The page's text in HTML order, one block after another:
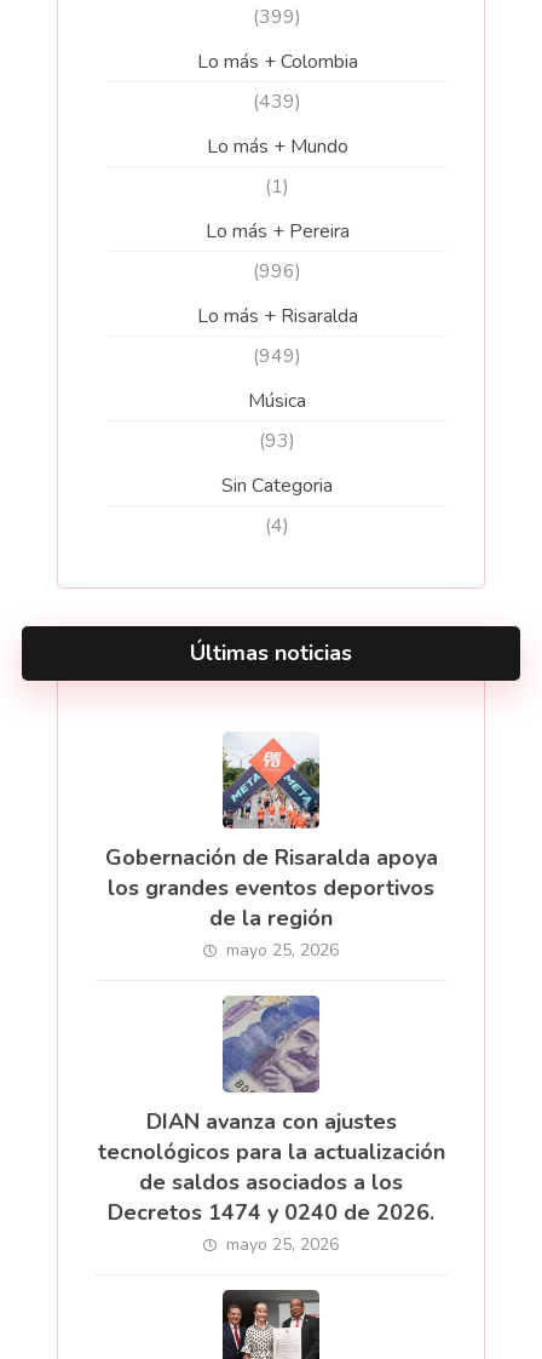
(399)
Lo más + Colombia
(439)
Lo más + Mundo
(1)
Lo más + Pereira
(996)
Lo más + Risaralda
(949)
Música
(93)
Sin Categoria
(4)
Últimas noticias
Gobernación de Risaralda apoya
los grandes eventos deportivos
de la región
mayo 25, 2026
DIAN avanza con ajustes
tecnológicos para la actualización
de saldos asociados a los
Decretos 1474 y 0240 de 2026.
mayo 25, 2026